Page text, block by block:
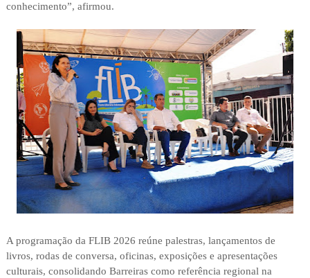
conhecimento”, afirmou.
A programação da FLIB 2026 reúne palestras, lançamentos de
livros, rodas de conversa, oficinas, exposições e apresentações
culturais, consolidando Barreiras como referência regional na